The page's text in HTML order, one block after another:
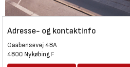
Adresse- og kontaktinfo
Gaabensevej 48A
4800 Nykøbing F